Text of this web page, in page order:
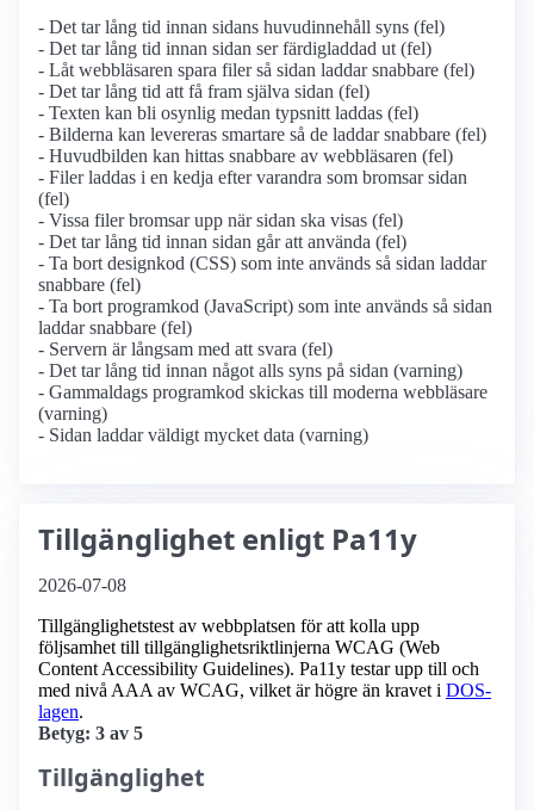
- Det tar lång tid innan sidans huvudinnehåll syns (fel)
- Det tar lång tid innan sidan ser färdigladdad ut (fel)
- Låt webbläsaren spara filer så sidan laddar snabbare (fel)
- Det tar lång tid att få fram själva sidan (fel)
- Texten kan bli osynlig medan typsnitt laddas (fel)
- Bilderna kan levereras smartare så de laddar snabbare (fel)
- Huvudbilden kan hittas snabbare av webbläsaren (fel)
- Filer laddas i en kedja efter varandra som bromsar sidan
(fel)
- Vissa filer bromsar upp när sidan ska visas (fel)
- Det tar lång tid innan sidan går att använda (fel)
- Ta bort designkod (CSS) som inte används så sidan laddar
snabbare (fel)
- Ta bort programkod (JavaScript) som inte används så sidan
laddar snabbare (fel)
- Servern är långsam med att svara (fel)
- Det tar lång tid innan något alls syns på sidan (varning)
- Gammaldags programkod skickas till moderna webbläsare
(varning)
- Sidan laddar väldigt mycket data (varning)
Tillgänglighet enligt Pa11y
2026-07-08
Tillgänglighetstest av webbplatsen för att kolla upp
följsamhet till tillgänglighets­riktlinjerna WCAG (Web
Content Accessibility Guidelines). Pa11y testar upp till och
med nivå AAA av WCAG, vilket är högre än kravet i DOS-
lagen.
Betyg: 3 av 5
Tillgänglighet